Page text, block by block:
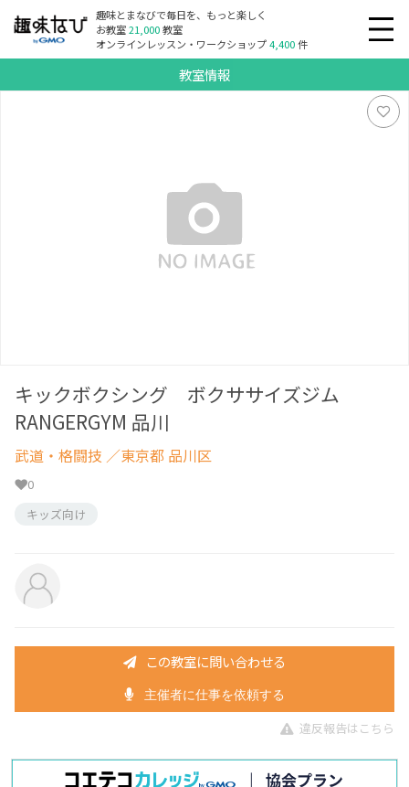
趣味とまなびで毎日を、もっと楽しく
お教室21,000教室
オンラインレッスン・ワークショップ4,400件
教室情報
キックボクシング ボクササイズジム
RANGERGYM 品川
武道・格闘技 ／東京都 品川区
0
キッズ向け
この教室に問い合わせる
主催者に仕事を依頼する
違反報告はこちら